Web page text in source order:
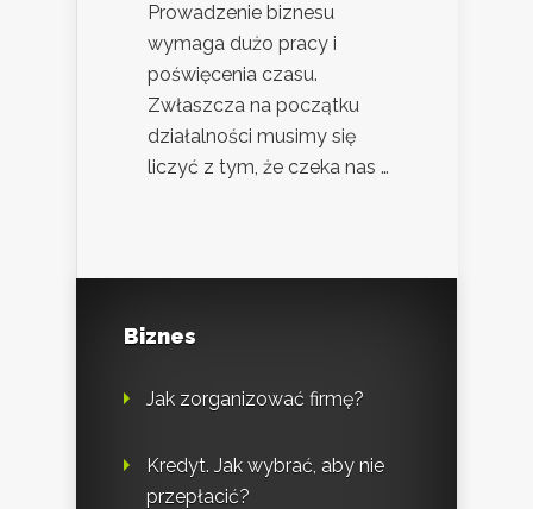
Prowadzenie biznesu
wymaga dużo pracy i
poświęcenia czasu.
Zwłaszcza na początku
działalności musimy się
liczyć z tym, że czeka nas …
Biznes
Jak zorganizować firmę?
Kredyt. Jak wybrać, aby nie
przepłacić?